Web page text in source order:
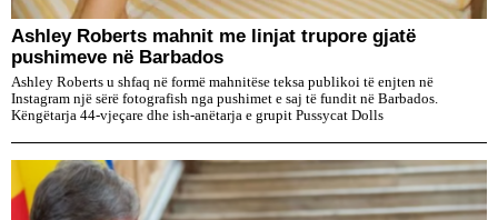
Ashley Roberts mahnit me linjat trupore gjatë
pushimeve në Barbados
Ashley Roberts u shfaq në formë mahnitëse teksa publikoi të enjten në
Instagram një sërë fotografish nga pushimet e saj të fundit në Barbados.
Këngëtarja 44-vjeçare dhe ish-anëtarja e grupit Pussycat Dolls